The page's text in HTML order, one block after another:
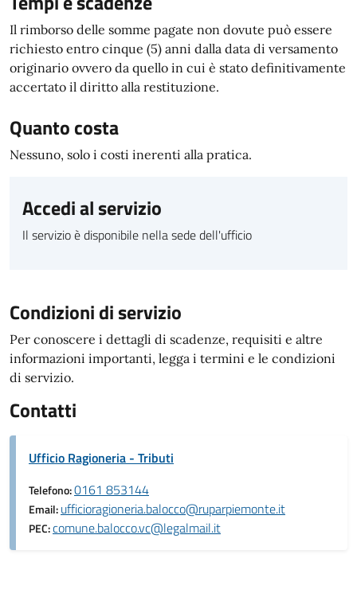
Il rimborso delle somme pagate non dovute può essere
richiesto entro cinque (5) anni dalla data di versamento
originario ovvero da quello in cui è stato definitivamente
accertato il diritto alla restituzione.
Quanto costa
Nessuno, solo i costi inerenti alla pratica.
Accedi al servizio
Il servizio è disponibile nella sede dell'ufficio
Condizioni di servizio
Per conoscere i dettagli di scadenze, requisiti e altre
informazioni importanti, legga i termini e le condizioni
di servizio.
Contatti
Ufficio Ragioneria - Tributi
Telefono:0161 853144
Email:ufficioragioneria.balocco@ruparpiemonte.it
PEC:comune.balocco.vc@legalmail.it